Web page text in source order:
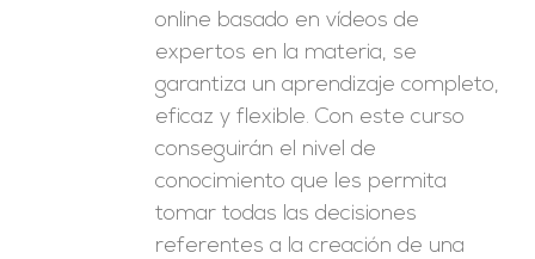
online basado en vídeos de
expertos en la materia, se
garantiza un aprendizaje completo,
eficaz y flexible. Con este curso
conseguirán el nivel de
conocimiento que les permita
tomar todas las decisiones
referentes a la creación de una